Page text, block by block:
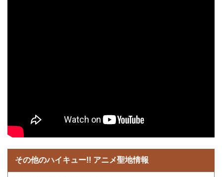
その他のハイキュー!! アニメ聖地情報